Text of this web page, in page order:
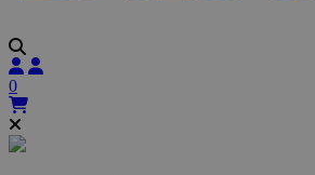
0